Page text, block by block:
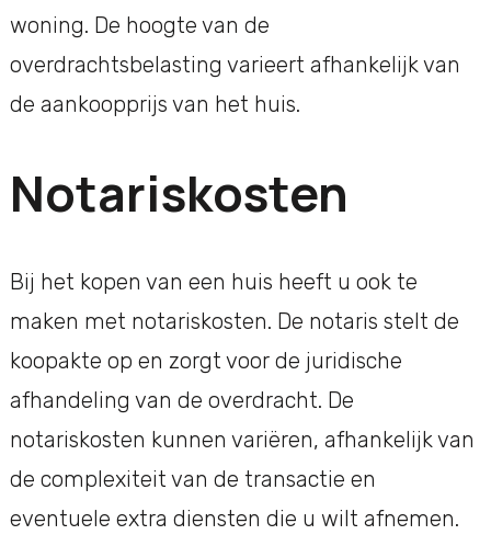
woning. De hoogte van de
overdrachtsbelasting varieert afhankelijk van
de aankoopprijs van het huis.
Notariskosten
Bij het kopen van een huis heeft u ook te
maken met notariskosten. De notaris stelt de
koopakte op en zorgt voor de juridische
afhandeling van de overdracht. De
notariskosten kunnen variëren, afhankelijk van
de complexiteit van de transactie en
eventuele extra diensten die u wilt afnemen.